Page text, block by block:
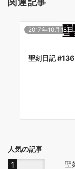
2017年10月18日
聖刻日記 #136
人気の記事
聖